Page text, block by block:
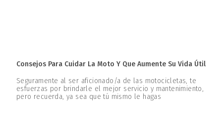
Consejos Para Cuidar La Moto Y Que Aumente Su Vida Útil
Seguramente al ser aficionado/a de las motocicletas, te
esfuerzas por brindarle el mejor servicio y mantenimiento,
pero recuerda, ya sea que tú mismo le hagas